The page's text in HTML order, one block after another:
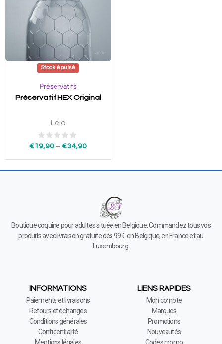
Stock épuisé
Préservatifs
Préservatif HEX Original
Lelo
€19,90 –€34,90
Boutique coquine pour adultes située en Belgique. Commandez tous vos
produits avec livraison gratuite dès 99 € en Belgique, en France et au
Luxembourg.
INFORMATIONS
Paiements et livraisons
Retours et échanges
Conditions générales
Confidentialité
Mentions légales
LIENS RAPIDES
Mon compte
Marques
Promotions
Nouveautés
Codes promo